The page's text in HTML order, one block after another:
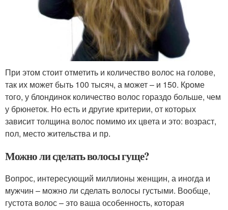
При этом стоит отметить и количество волос на голове,
так их может быть 100 тысяч, а может – и 150. Кроме
того, у блондинок количество волос гораздо больше, чем
у брюнеток. Но есть и другие критерии, от которых
зависит толщина волос помимо их цвета и это: возраст,
пол, место жительства и пр.
Можно ли сделать волосы гуще?
Вопрос, интересующий миллионы женщин, а иногда и
мужчин – можно ли сделать волосы густыми. Вообще,
густота волос – это ваша особенность, которая